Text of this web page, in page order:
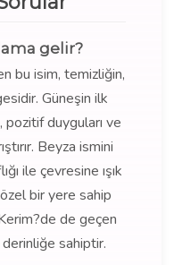
gelir?
bu isim, temizliğin,
Güneşin ilk
pozitif duyguları ve
Beyza ismini
ile çevresine ışık
bir yere sahip
de geçen
sahiptir.